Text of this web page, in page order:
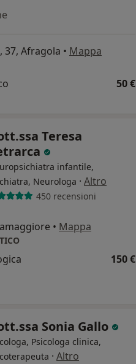
37, Afragola • Mappa
50 €
Teresa
infantile,
Neurologa · Altro
450 recensioni
• Mappa
150 €
Sonia Gallo
Psicologa clinica,
· Altro